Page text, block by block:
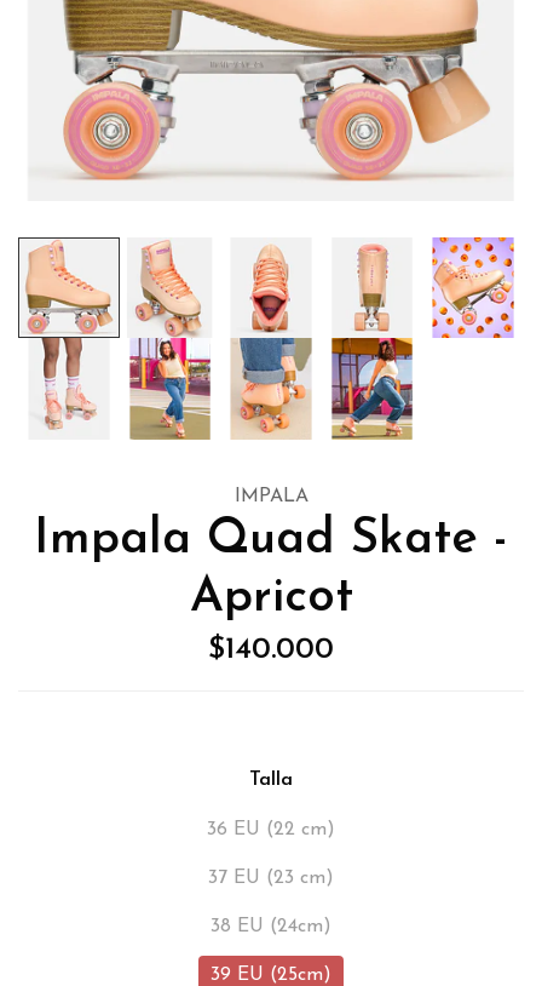
IMPALA
Impala Quad Skate -
Apricot
$140.000
Talla
36 EU (22 cm)
37 EU (23 cm)
38 EU (24cm)
39 EU (25cm)